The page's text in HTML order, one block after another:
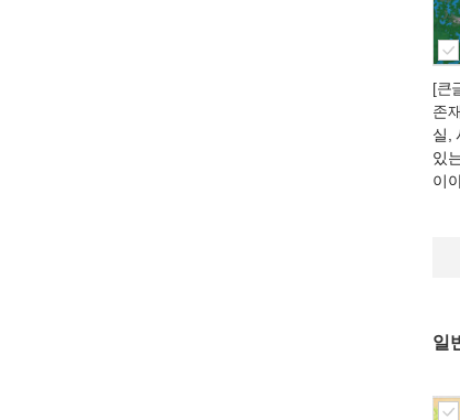
[큰
존
실,
있
이
일